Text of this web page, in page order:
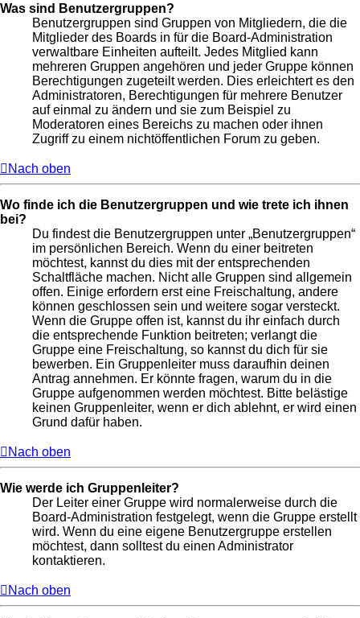
Was sind Benutzergruppen?
Benutzergruppen sind Gruppen von Mitgliedern, die die
Mitglieder des Boards in für die Board-Administration
verwaltbare Einheiten aufteilt. Jedes Mitglied kann
mehreren Gruppen angehören und jeder Gruppe können
Berechtigungen zugeteilt werden. Dies erleichtert es den
Administratoren, Berechtigungen für mehrere Benutzer
auf einmal zu ändern und sie zum Beispiel zu
Moderatoren eines Bereichs zu machen oder ihnen
Zugriff zu einem nichtöffentlichen Forum zu geben.
Nach oben
Wo finde ich die Benutzergruppen und wie trete ich ihnen
bei?
Du findest die Benutzergruppen unter „Benutzergruppen“
im persönlichen Bereich. Wenn du einer beitreten
möchtest, kannst du dies mit der entsprechenden
Schaltfläche machen. Nicht alle Gruppen sind allgemein
offen. Einige erfordern erst eine Freischaltung, andere
können geschlossen sein und weitere sogar versteckt.
Wenn die Gruppe offen ist, kannst du ihr einfach durch
die entsprechende Funktion beitreten; verlangt die
Gruppe eine Freischaltung, so kannst du dich für sie
bewerben. Ein Gruppenleiter muss daraufhin deinen
Antrag annehmen. Er könnte fragen, warum du in die
Gruppe aufgenommen werden möchtest. Bitte belästige
keinen Gruppenleiter, wenn er dich ablehnt, er wird einen
Grund dafür haben.
Nach oben
Wie werde ich Gruppenleiter?
Der Leiter einer Gruppe wird normalerweise durch die
Board-Administration festgelegt, wenn die Gruppe erstellt
wird. Wenn du eine eigene Benutzergruppe erstellen
möchtest, dann solltest du einen Administrator
kontaktieren.
Nach oben